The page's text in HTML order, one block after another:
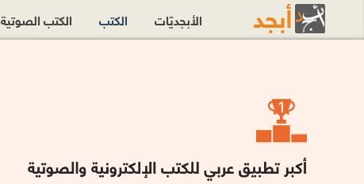
الأبجديّات الكتب الكتب الصوتية